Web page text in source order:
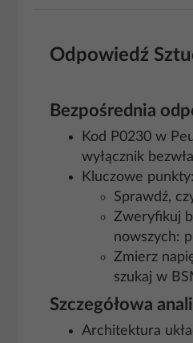
Odpowiedź
Bezpośrednia
Kod P0230 w
wyłącznik
Kluczowe punkty:
Sprawdź,
Zweryfikuj
nowszych:
Zmierz
szukaj w
Szczegółowa
Architektura